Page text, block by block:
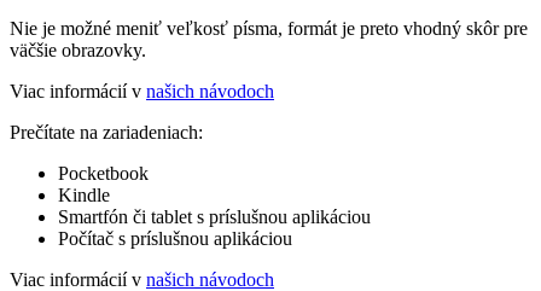
Nie je možné meniť veľkosť písma, formát je preto vhodný skôr pre
väčšie obrazovky.
Viac informácií v našich návodoch
Prečítate na zariadeniach:
Pocketbook
Kindle
Smartfón či tablet s príslušnou aplikáciou
Počítač s príslušnou aplikáciou
Viac informácií v našich návodoch